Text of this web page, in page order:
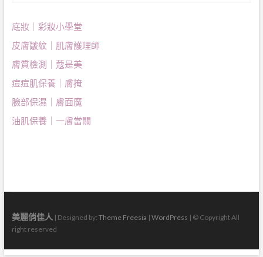
底妝｜彩妝小學堂
皮膚皺紋｜肌膚護理師
膚質檢測｜蔻是美
痘痘肌保養｜膚掩
臉部保濕｜膚面魔
油肌保養｜一膚當關
美麗俏佳人| Designed by: Theme Freesia | WordPress | © Copyright All
right reserved